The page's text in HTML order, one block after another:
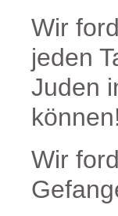
Wir
jeden
Juden
können!
Wir